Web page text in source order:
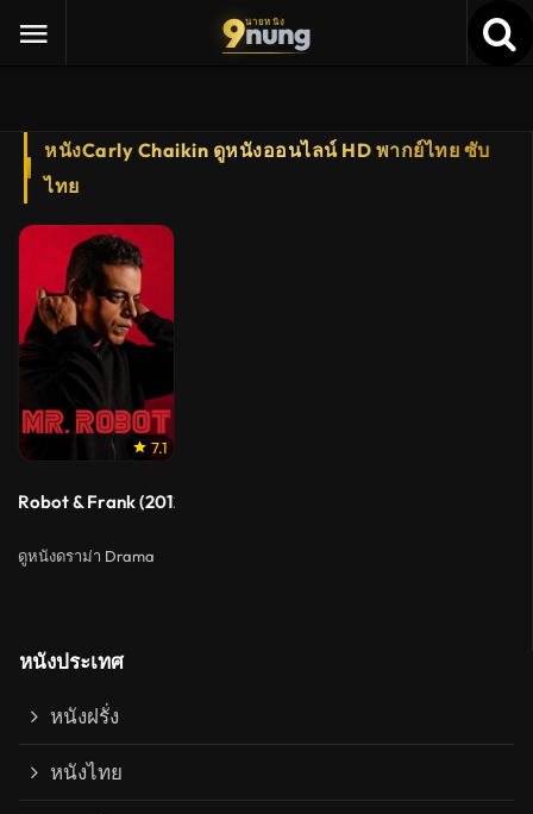
9นายหนัง
nung
หนังCarly Chaikin ดูหนังออนไลน์ HD พากย์ไทย ซับ
ไทย
7.1
Robot & Frank (2012)
ดูหนังดราม่า Drama
หนังประเทศ
หนังฝรั่ง
หนังไทย